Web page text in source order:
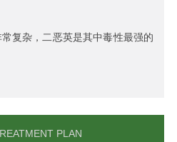
复杂，二恶英是其中毒性最强的
PLAN